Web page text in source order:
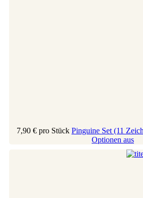
7,90 € pro Stück Pinguine Set (11
Optionen aus